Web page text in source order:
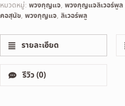
หมวดหมู่: พวงกุญแจ, พวงกุญแจลิเวอร์พูล
คอสุนัข, พวงกุญแจ, ลิเวอร์พลู
รายละเอียด
รีวิว (0)